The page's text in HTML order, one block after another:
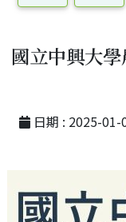
國立中興大
日期 : 2025-01-